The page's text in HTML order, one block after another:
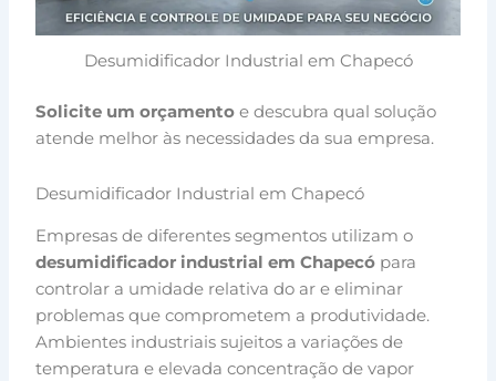
Desumidificador Industrial em Chapecó
Solicite um orçamento e descubra qual solução
atende melhor às necessidades da sua empresa.
Desumidificador Industrial em Chapecó
Empresas de diferentes segmentos utilizam o
desumidificador industrial em Chapecó para
controlar a umidade relativa do ar e eliminar
problemas que comprometem a produtividade.
Ambientes industriais sujeitos a variações de
temperatura e elevada concentração de vapor